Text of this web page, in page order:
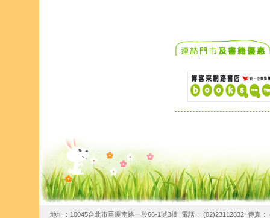
地址：10045台北市重慶南路一段66-1號3樓 電話： (02)23112832 傳真